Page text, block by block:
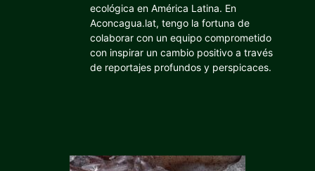
ecológica en América Latina. En
Aconcagua.lat, tengo la fortuna de
colaborar con un equipo comprometido
con inspirar un cambio positivo a través
de reportajes profundos y perspicaces.